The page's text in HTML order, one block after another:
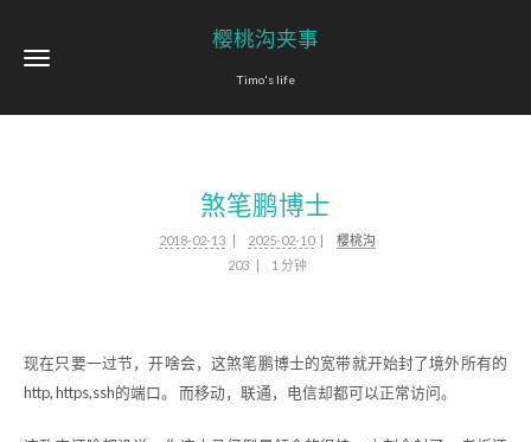
樱桃沟夹事
Timo's life
煞笔鹏博士
2018-02-13 2025-02-10
樱桃沟
203
1 分钟
现在只要一过节，开啥会，这煞笔鹏博士的宽带就开始封了境外所有的
http, https,ssh的端口。 而移动，联通，电信却都可以正常访问。